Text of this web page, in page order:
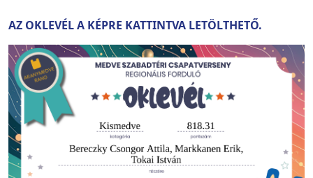
AZ OKLEVÉL A KÉPRE KATTINTVA LETÖLTHETŐ.